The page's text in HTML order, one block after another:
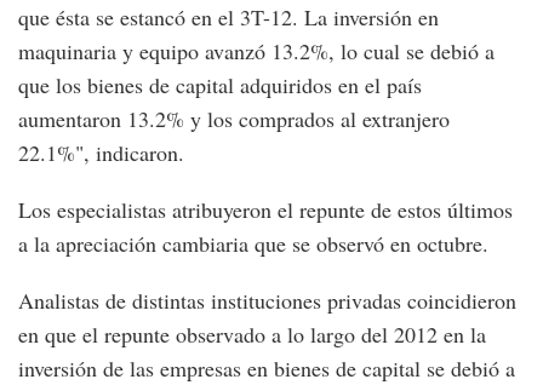
que ésta se estancó en el 3T-12. La inversión en
maquinaria y equipo avanzó 13.2%, lo cual se debió a
que los bienes de capital adquiridos en el país
aumentaron 13.2% y los comprados al extranjero
22.1%", indicaron.
Los especialistas atribuyeron el repunte de estos últimos
a la apreciación cambiaria que se observó en octubre.
Analistas de distintas instituciones privadas coincidieron
en que el repunte observado a lo largo del 2012 en la
inversión de las empresas en bienes de capital se debió a